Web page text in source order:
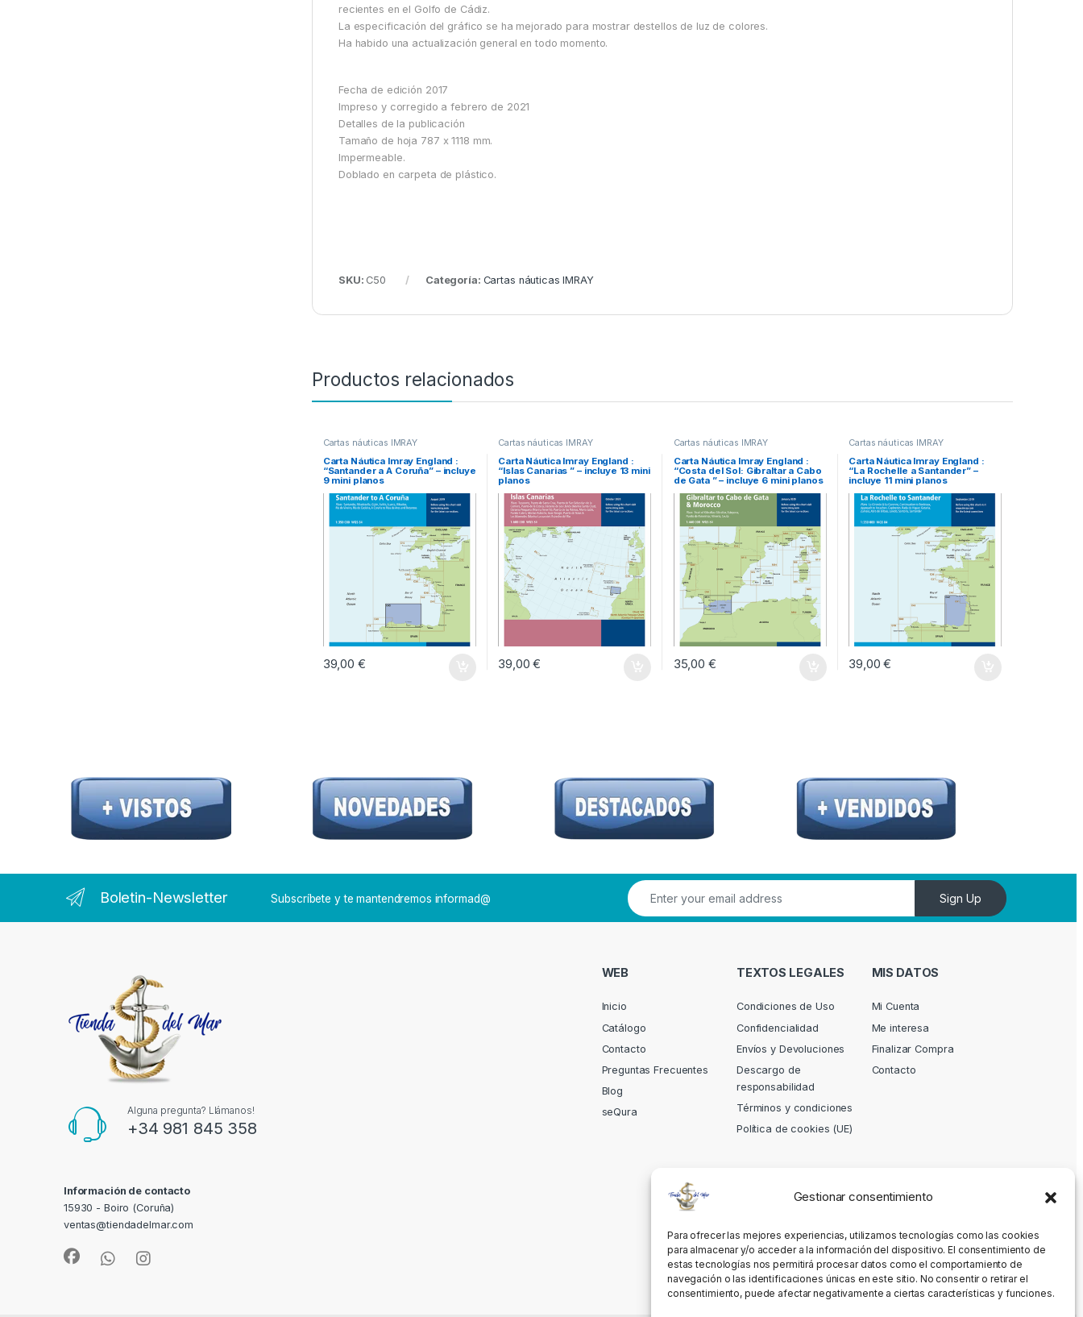
Gestionar consentimiento
Para ofrecer las mejores experiencias, utilizamos tecnologías como las cookies
para almacenar y/o acceder a la información del dispositivo. El consentimiento de
estas tecnologías nos permitirá procesar datos como el comportamiento de
navegación o las identificaciones únicas en este sitio. No consentir o retirar el
consentimiento, puede afectar negativamente a ciertas características y funciones.
recientes en el Golfo de Cádiz.
La especificación del gráfico se ha mejorado para mostrar destellos de luz de colores.
Ha habido una actualización general en todo momento.
Fecha de edición 2017
Impreso y corregido a febrero de 2021
Detalles de la publicación
Tamaño de hoja 787 x 1118 mm.
Impermeable.
Doblado en carpeta de plástico.
SKU: C50 Categoría: Cartas náuticas IMRAY
Productos relacionados
Cartas náuticas IMRAY
Carta Náutica Imray England :
“Santander a A Coruña” – incluye
9 mini planos
39,00 €
Cartas náuticas IMRAY
Carta Náutica Imray England :
“Islas Canarias ” – incluye 13 mini
planos
39,00€
Cartas náuticas IMRAY
Carta Náutica Imray England :
“Costa del Sol: Gibraltar a Cabo
de Gata ” – incluye 6 mini planos
35,00 €
Cartas náuticas IMRAY
Carta Náutica Imray England :
“La Rochelle a Santander” –
incluye 11 mini planos
39,00€
Boletin-Newsletter Subscríbete y te mantendremos informad@ Sign Up
Alguna pregunta? Llámanos!
+34 981 845 358
Información de contacto
15930 - Boiro (Coruña)
ventas@tiendadelmar.com
WEB
Inicio
Catálogo
Contacto
Preguntas Frecuentes
Blog
seQura
TEXTOS LEGALES
Condiciones de Uso
Confidencialidad
Envíos y Devoluciones
Descargo de
responsabilidad
Términos y condiciones
Política de cookies (UE)
MIS DATOS
Mi Cuenta
Me interesa
Finalizar Compra
Contacto